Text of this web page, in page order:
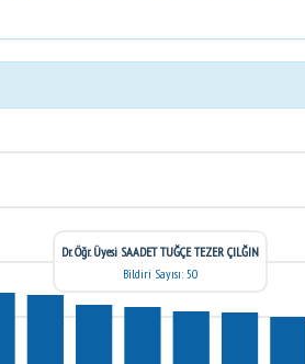
Dr. Öğr. Üyesi SAADET TUĞÇE TEZER ÇILĞIN
Bildiri Sayısı: 50